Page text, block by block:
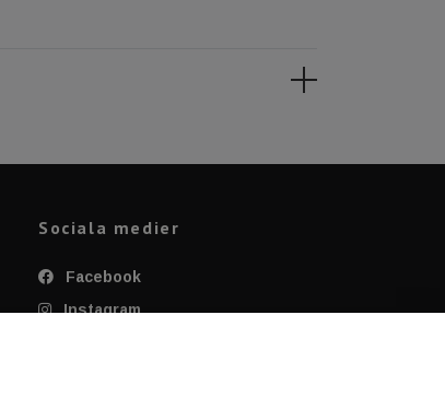
Sociala medier
Facebook
Instagram